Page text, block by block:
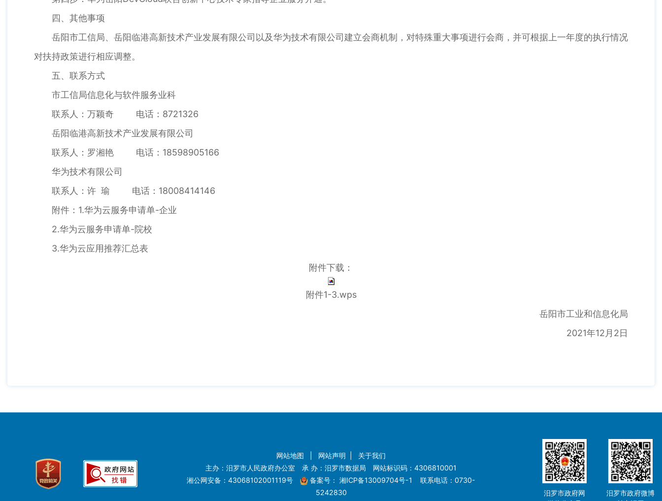
四、其他事项
岳阳市工信局、岳阳临港高新技术产业发展有限公司以及华为技术有限公司建立会商机制，对特殊重大事项进行会商，并可根据上一年度的执行情况
对扶持政策进行相应调整。
五、联系方式
市工信局信息化与软件服务业科
联系人：万颖奇 电话：8721326
岳阳临港高新技术产业发展有限公司
联系人：罗湘艳 电话：18598905166
华为技术有限公司
联系人：许 瑜 电话：18008414146
附件：1.华为云服务申请单-企业
2.华为云服务申请单-院校
3.华为云应用推荐汇总表
附件下载：
附件1-3.wps
岳阳市工业和信息化局
2021年12月2日
网站地图 网站声明
关于我们
主办：汨罗市人民政府办公室 承 办：汨罗市数据局 网站标识码：4306810001
湘公网安备：43068102001119号
备案号： 湘ICP备13009704号-1
联系电话：0730-
5242830
汨罗市政府网
汨罗市政府微博